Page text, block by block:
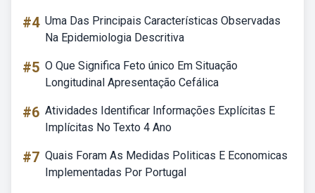
#4 Uma Das Principais Características Observadas
Na Epidemiologia Descritiva
#5 O Que Significa Feto único Em Situação
Longitudinal Apresentação Cefálica
#6 Atividades Identificar Informações Explícitas E
Implícitas No Texto 4 Ano
#7 Quais Foram As Medidas Politicas E Economicas
Implementadas Por Portugal